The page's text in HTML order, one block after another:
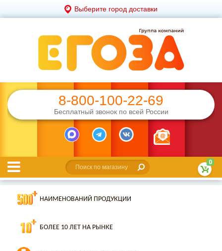
Выберите город доставки
8-800-100-22-69
Бесплатный звонок по всей России
0
НАИМЕНОВАНИЙ ПРОДУКЦИИ
БОЛЕЕ 10 ЛЕТ НА РЫНКЕ